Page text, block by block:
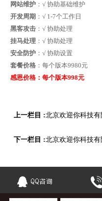
网站维护：√ 协助基础维护
开发周期 ：√ 1-7个工作日
黑客攻击：√ 协助处理
挂马处理：√ 协助处理
安全防护：√ 协助设置
套餐价格：每个版本9980元
感恩价格：每个版本998元
上一栏目 :北京欢迎你科技
下一栏目 :北京欢迎你科技